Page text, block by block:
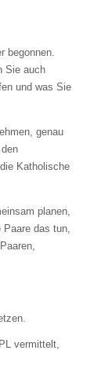
begonnen.
Sie auch
und was Sie
genau
Katholische
planen,
das tun,
vermittelt,